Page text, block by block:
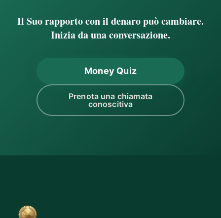
Il Suo rapporto con il denaro può cambiare.
Inizia da una conversazione.
Money Quiz
Prenota una chiamata
conoscitiva